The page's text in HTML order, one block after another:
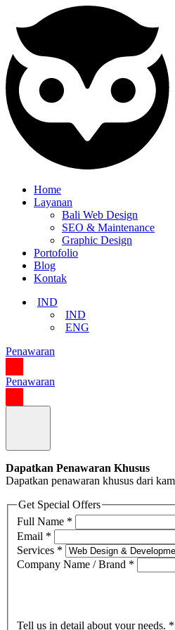
Home
Layanan
Bali Web Design
SEO & Maintenance
Graphic Design
Portofolio
Blog
Kontak
IND
IND
ENG
Penawaran
Penawaran
Dapatkan Penawaran Khusus
Dapatkan penawaran khusus dari
Get Special Offers
Full Name *
Email *
Services *
Company Name / Brand *
Tell us in detail about your needs. *